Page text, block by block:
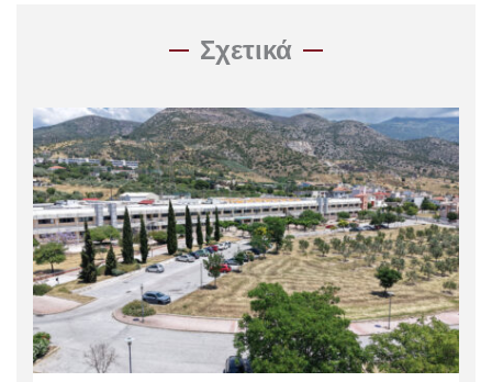
Σχετικά